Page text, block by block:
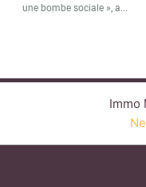
une bombe sociale », a...
Immo